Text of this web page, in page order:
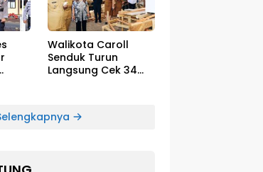
Walikota Caroll
Senduk Turun
Langsung Cek 34